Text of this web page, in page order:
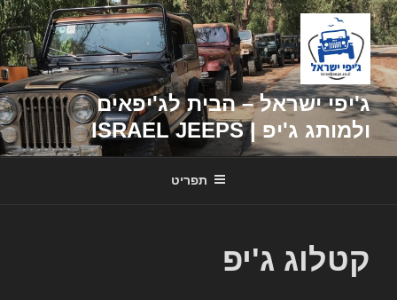
דילוג
לתוכן
ג'יפי ישראל – הבית לג'יפאים
ולמותג ג'יפ | ISRAEL JEEPS
תפריט
קטלוג ג'יפ